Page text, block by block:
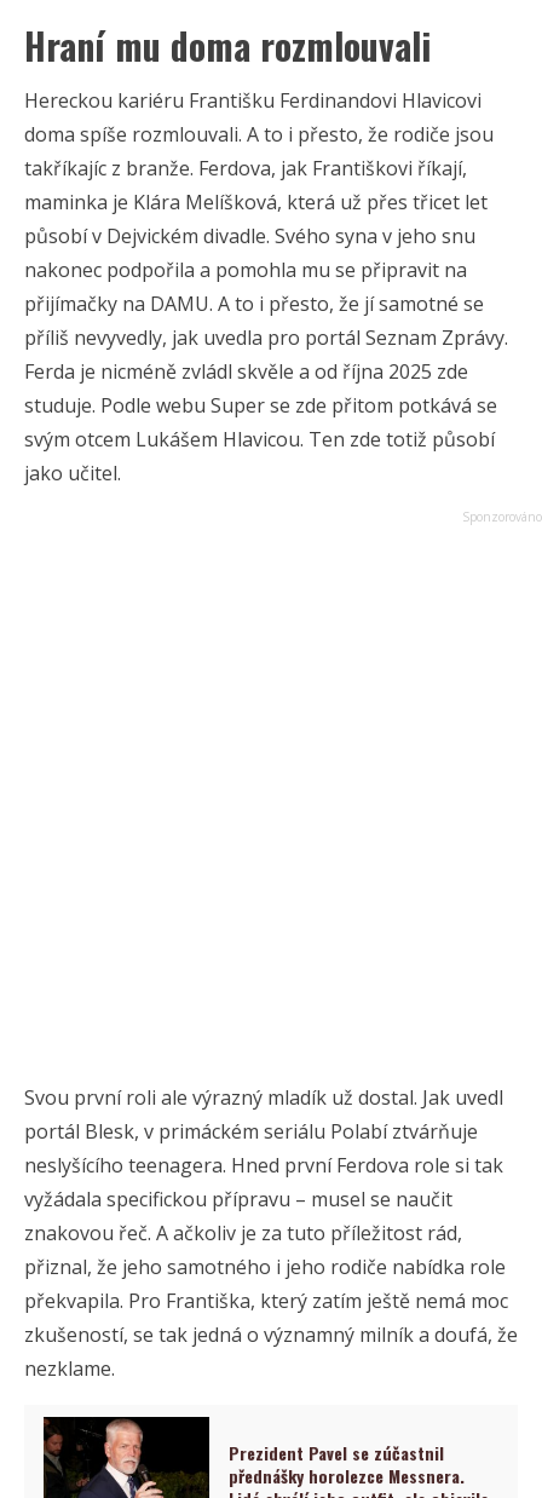
Hraní mu doma rozmlouvali
Hereckou kariéru Františku Ferdinandovi Hlavicovi
doma spíše rozmlouvali. A to i přesto, že rodiče jsou
takříkajíc z branže. Ferdova, jak Františkovi říkají,
maminka je Klára Melíšková, která už přes třicet let
působí v Dejvickém divadle. Svého syna v jeho snu
nakonec podpořila a pomohla mu se připravit na
přijímačky na DAMU. A to i přesto, že jí samotné se
příliš nevyvedly, jak uvedla pro portál Seznam Zprávy.
Ferda je nicméně zvládl skvěle a od října 2025 zde
studuje. Podle webu Super se zde přitom potkává se
svým otcem Lukášem Hlavicou. Ten zde totiž působí
jako učitel.
Svou první roli ale výrazný mladík už dostal. Jak uvedl
portál Blesk, v primáckém seriálu Polabí ztvárňuje
neslyšícího teenagera. Hned první Ferdova role si tak
vyžádala specifickou přípravu – musel se naučit
znakovou řeč. A ačkoliv je za tuto příležitost rád,
přiznal, že jeho samotného i jeho rodiče nabídka role
překvapila. Pro Františka, který zatím ještě nemá moc
zkušeností, se tak jedná o významný milník a doufá, že
nezklame.
Prezident Pavel se zúčastnil
přednášky horolezce Messnera.